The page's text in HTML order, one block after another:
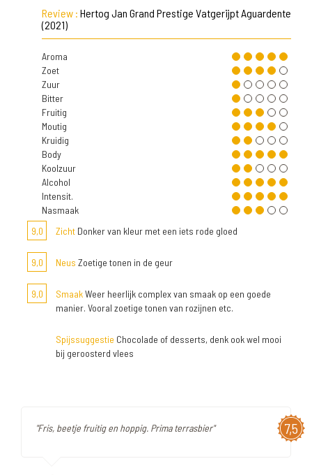
Review : Hertog Jan Grand Prestige Vatgerijpt Aguardente
(2021)
Aroma
Zoet
Zuur
Bitter
Fruitig
Moutig
Kruidig
Body
Koolzuur
Alcohol
Intensit.
Nasmaak
9,0
Zicht Donker van kleur met een iets rode gloed
9,0 Neus Zoetige tonen in de geur
9,0 SmaakWeer heerlijk complex van smaak op een goede
manier. Vooral zoetige tonen van rozijnen etc.
Spijssuggestie Chocolade of desserts, denk ook wel mooi
bij geroosterd vlees
7,5
"Fris, beetje fruitig en hoppig. Prima terrasbier"